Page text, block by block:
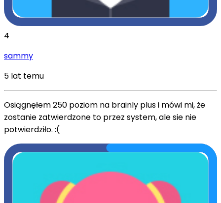
4
sammy
5 lat temu
Osiągnęłem 250 poziom na brainly plus i mówi mi, że
zostanie zatwierdzone to przez system, ale sie nie
potwierdziło. :(